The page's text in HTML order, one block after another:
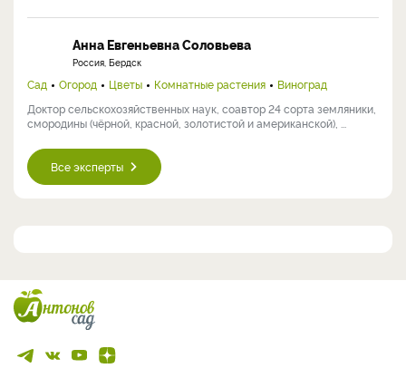
Анна Евгеньевна Соловьева
Россия, Бердск
Сад Огород Цветы Комнатные растения
Виноград
Доктор сельскохозяйственных наук, соавтор 24 сорта земляники,
смородины (чёрной, красной, золотистой и американской), ...
Все эксперты